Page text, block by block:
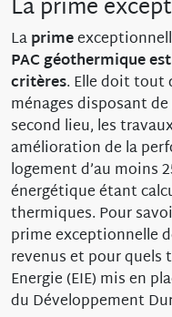
La prime
Laprime
PAC géothermique
critères. Elle doit tout
ménages disposant
second lieu, les
amélioration de la
logement d’au moins
énergétique étant
thermiques. Pour
prime exceptionnelle
revenus et pour quels
Energie (EIE) mis en
du Développement